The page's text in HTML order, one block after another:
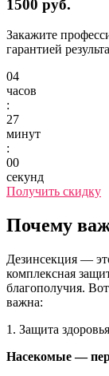
1500 руб.
Закажите
гарантией
04
часов
:
27
минут
:
00
секунд
Получить скидку
Почему
Дезинсекция —
комплексная
благополучия.
важна:
1. Защита здоровья
Насекомые —